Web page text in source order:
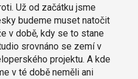
Už od začátku jsme
budeme muset natočit
v době, kdy se to stane
srovnáno se zemí v
projektu. A kde
v té době neměli ani